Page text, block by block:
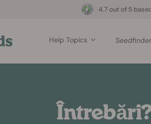
4.7 out of 5
Help Topics Seedfinder